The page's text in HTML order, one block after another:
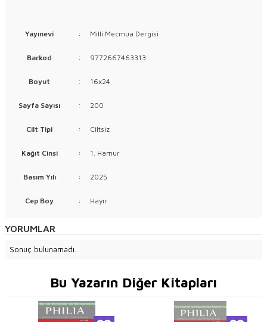
Yayınevi : Milli Mecmua Dergisi
Barkod : 9772667463313
Boyut : 16x24
Sayfa Sayısı : 200
Cilt Tipi : Ciltsiz
Kağıt Cinsi : 1. Hamur
Basım Yılı : 2025
Cep Boy : Hayır
YORUMLAR
Sonuç bulunamadı.
Bu Yazarın Diğer Kitapları